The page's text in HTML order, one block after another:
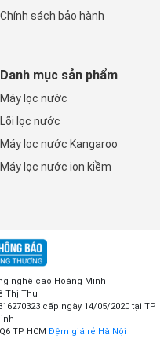
Chính sách bảo hành
Danh mục sản phẩm
Máy lọc nước
Lõi lọc nước
Máy lọc nước Kangaroo
Máy lọc nước ion kiềm
nghệ cao Hoàng Minh
Thị Thu
cấp ngày 14/05/2020 tại TP
TP HCM Đệm giá rẻ Hà Nội